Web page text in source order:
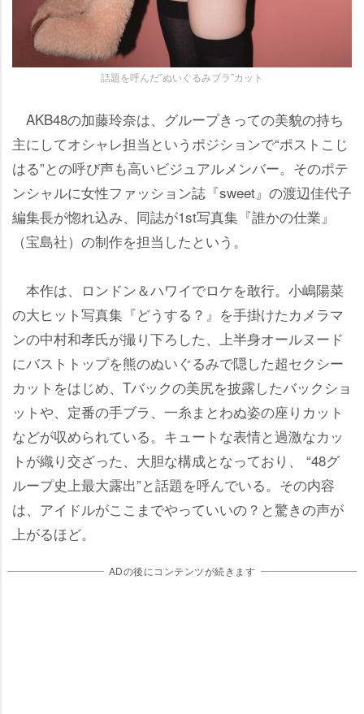
話題を呼んだ”ぬいぐるみブラ”カット
AKB48の加藤玲奈は、グループきっての美貌の持ち
主にしてオシャレ担当というポジションで“ポストこじ
はる”との呼び声も高いビジュアルメンバー。そのポテ
ンシャルに女性ファッション誌『sweet』の渡辺佳代子
編集長が惚れ込み、同誌が1st写真集『誰かの仕業』
（宝島社）の制作を担当したという。
本作は、ロンドン＆ハワイでロケを敢行。小嶋陽菜
の大ヒット写真集『どうする？』を手掛けたカメラマ
ンの中村和孝氏が撮り下ろした、上半身オールヌード
にバストトップを熊のぬいぐるみで隠した超セクシー
カットをはじめ、Tバックの美尻を披露したバックショ
ットや、定番の手ブラ、一糸まとわぬ姿の座りカット
などが収められている。キュートな表情と過激なカッ
トが織り交ざった、大胆な構成となっており、 “48グ
ループ史上最大露出”と話題を呼んでいる。その内容
は、アイドルがここまでやっていいの？と驚きの声が
上がるほど。
ADの後にコンテンツが続きます